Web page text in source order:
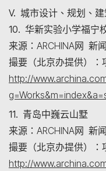
V. 城市设计、规划、
10. 华新实验小学福宁
来源：ARCHINA网 新闻
撮要（北京办提供）
http://
11. 青岛中巍云山墅
来源：ARCHINA网 新闻
撮要（北京办提供）
http://